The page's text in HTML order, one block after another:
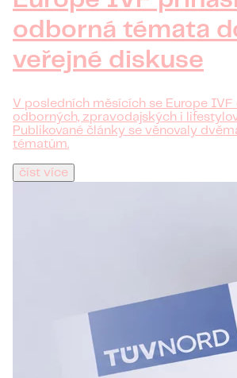
odborná témata
veřejné diskuse
V posledních měsících se Europe
odborných, zpravodajských i
Publikované články se věnovaly
tématům.
číst více